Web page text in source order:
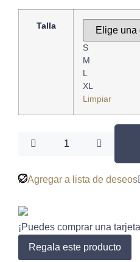
Talla
S
M
L
XL
Limpiar
Agregar a lista de deseos
¡Puedes comprar una
Regala este producto